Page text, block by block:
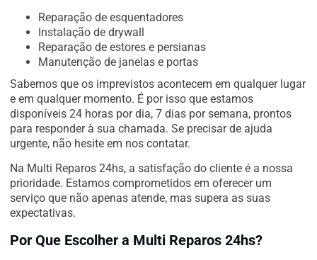
Reparação de esquentadores
Instalação de drywall
Reparação de estores e persianas
Manutenção de janelas e portas
Sabemos que os imprevistos acontecem em qualquer lugar
e em qualquer momento. É por isso que estamos
disponíveis 24 horas por dia, 7 dias por semana, prontos
para responder à sua chamada. Se precisar de ajuda
urgente, não hesite em nos contatar.
Na Multi Reparos 24hs, a satisfação do cliente é a nossa
prioridade. Estamos comprometidos em oferecer um
serviço que não apenas atende, mas supera as suas
expectativas.
Por Que Escolher a Multi Reparos 24hs?